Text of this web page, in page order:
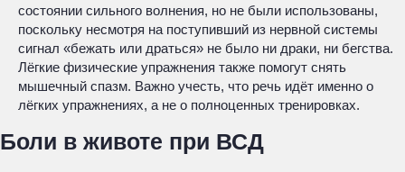
состоянии сильного волнения, но не были использованы,
поскольку несмотря на поступивший из нервной системы
сигнал «бежать или драться» не было ни драки, ни бегства.
Лёгкие физические упражнения также помогут снять
мышечный спазм. Важно учесть, что речь идёт именно о
лёгких упражнениях, а не о полноценных тренировках.
Боли в животе при ВСД